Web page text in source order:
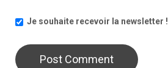
Je souhaite recevoir la newsletter !